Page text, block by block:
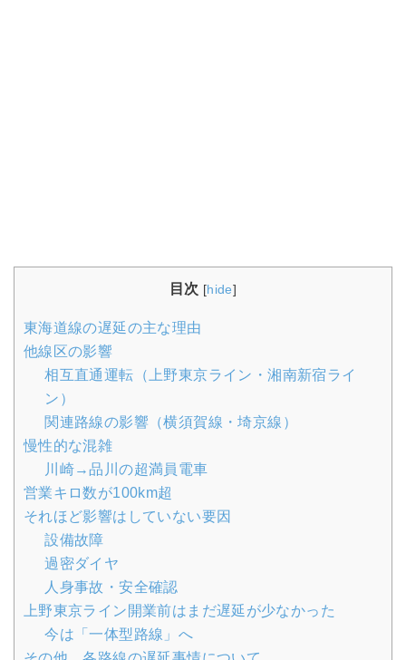
目次 [hide]
東海道線の遅延の主な理由
他線区の影響
相互直通運転（上野東京ライン・湘南新宿ライ
ン）
関連路線の影響（横須賀線・埼京線）
慢性的な混雑
川崎→品川の超満員電車
営業キロ数が100km超
それほど影響はしていない要因
設備故障
過密ダイヤ
人身事故・安全確認
上野東京ライン開業前はまだ遅延が少なかった
今は「一体型路線」へ